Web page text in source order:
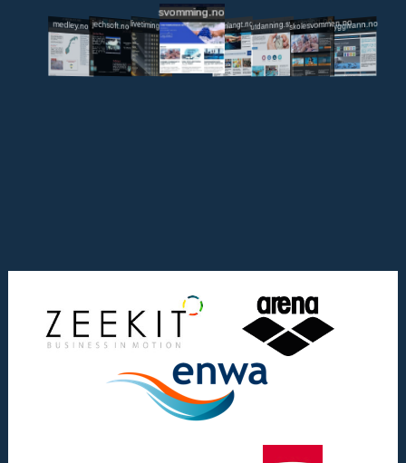
medley.no jechsoft.nolivetiming.medley.no
svomming.no
svomlangt.noutdanning.svomming.no
skolesvommen.notryggivann.no